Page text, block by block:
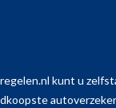
kunt u